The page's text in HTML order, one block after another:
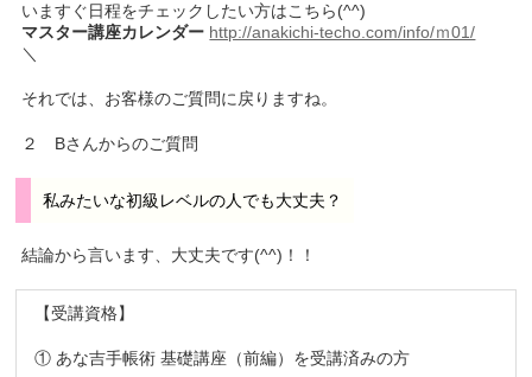
いますぐ日程をチェックしたい方はこちら(^^)
マスター講座カレンダー http://anakichi-techo.com/info/ｍ01/
＼
それでは、お客様のご質問に戻りますね。
２ Bさんからのご質問
私みたいな初級レベルの人でも大丈夫？
結論から言います、大丈夫です(^^)！！
【受講資格】
① あな吉手帳術 基礎講座（前編）を受講済みの方